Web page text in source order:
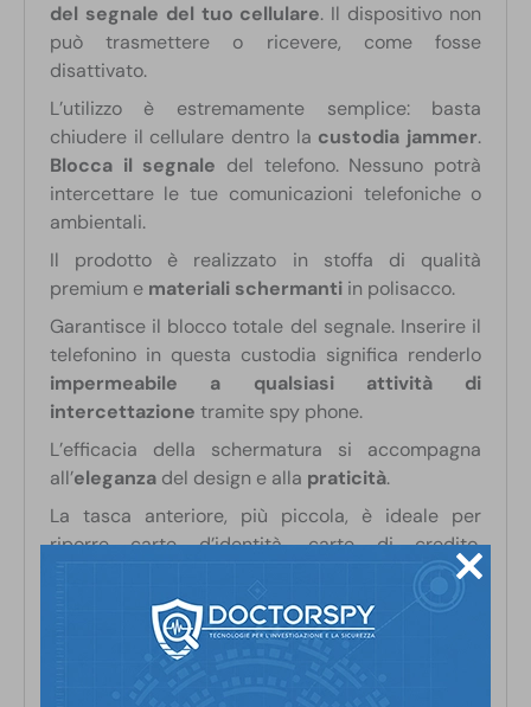
del segnale del tuo cellulare. Il dispositivo non
può trasmettere o ricevere, come fosse
disattivato.
L’utilizzo è estremamente semplice: basta
chiudere il cellulare dentro la custodia jammer.
Blocca il segnale del telefono. Nessuno potrà
intercettare le tue comunicazioni telefoniche o
ambientali.
Il prodotto è realizzato in stoffa di qualità
premium e materiali schermantiin polisacco.
Garantisce il blocco totale del segnale. Inserire il
telefonino in questa custodia significa renderlo
impermeabile a qualsiasi attività di
intercettazione tramite spy phone.
L’efficacia della schermatura si accompagna
all’eleganzadel design e alla praticità.
La tasca anteriore, più piccola, è ideale per
riporre carte d’identità, carte di credito,
La tasca posteriore, più grande, è studiata per
riporre il tuo cellulare.